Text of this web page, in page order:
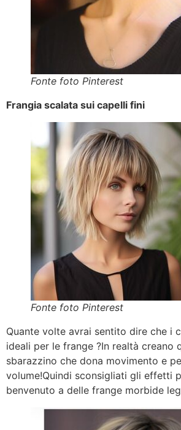
Fonte foto Pinterest
Frangia scalata sui capelli fini
Fonte foto Pinterest
Quante volte avrai sentito dire che i
ideali per le frange ?In realtà creano
sbarazzino che dona movimento e
volume!Quindi sconsigliati gli effetti
benvenuto a delle frange morbide